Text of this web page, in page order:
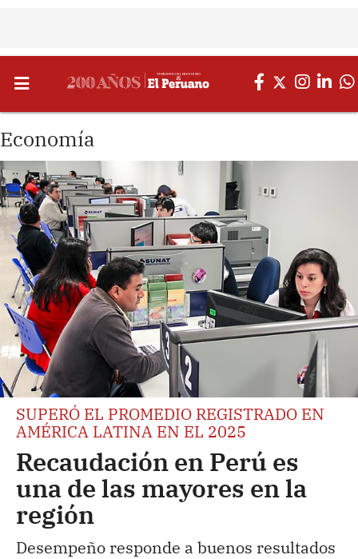
Economía
SUPERÓ EL PROMEDIO REGISTRADO EN
AMÉRICA LATINA EN EL 2025
Recaudación en Perú es
una de las mayores en la
región
Desempeño responde a buenos resultados